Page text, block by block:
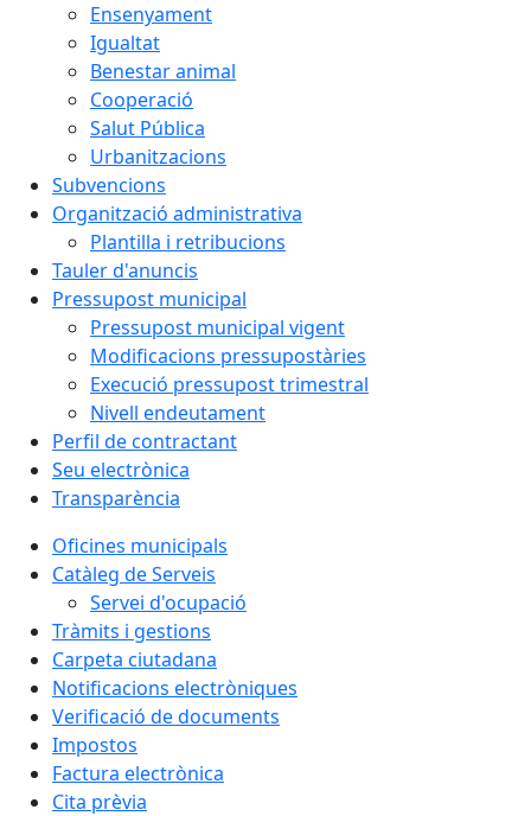
Ensenyament
Igualtat
Benestar animal
Cooperació
Salut Pública
Urbanitzacions
Subvencions
Organització administrativa
Plantilla i retribucions
Tauler d'anuncis
Pressupost municipal
Pressupost municipal vigent
Modificacions pressupostàries
Execució pressupost trimestral
Nivell endeutament
Perfil de contractant
Seu electrònica
Transparència
Oficines municipals
Catàleg de Serveis
Servei d'ocupació
Tràmits i gestions
Carpeta ciutadana
Notificacions electròniques
Verificació de documents
Impostos
Factura electrònica
Cita prèvia